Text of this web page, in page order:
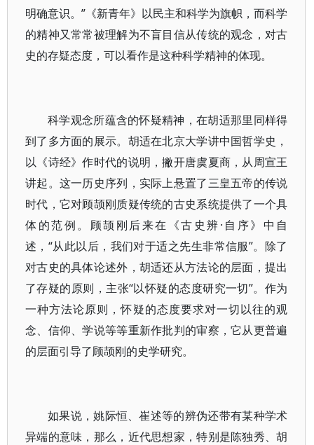
明确意识。”《新青年》以民主和科学为旗帜，而科学
的精神又常常被理解为不盲目信从传统的观念，对古
史的存疑态度，可以看作是这种科学精神的体现。
科学观念所蕴含的怀疑精神，在胡适那里同样得
到了多方面的展示。胡适在北京大学讲中国哲学史，
以《诗经》作时代的说明，撇开唐虞夏商，从周宣王
讲起。这一历史序列，实际上悬置了三皇五帝的传说
时代，它对顾颉刚质疑传统的古史系统提供了一个具
体的范例。顾颉刚后来在《古史辨·自序》中自
述，“从此以后，我们对于适之先生非常信服”。除了
对古史的具体论述外，胡适还从方法论的层面，提出
了存疑的原则，主张“以怀疑的态度研究一切”。作为
一种方法论原则，怀疑的态度要求对一切以往的观
念、信仰、学说等等重新作批判的审察，它从更普遍
的层面引导了顾颉刚的史学研究。
如果说，姚际恒、崔述等的辨伪还带有某种学术
异端的意味，那么，近代思想家，特别是陈独秀、胡